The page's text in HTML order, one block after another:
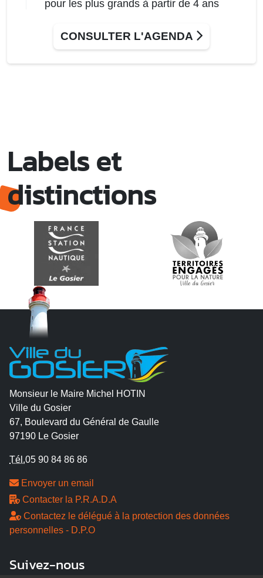
pour les plus grands à partir de 4 ans
CONSULTER L'AGENDA
Labels et
distinctions
Monsieur le Maire Michel HOTIN
Ville du Gosier
67, Boulevard du Général de Gaulle
97190 Le Gosier
Tél.05 90 84 86 86
Envoyer un email
Contacter la P.R.A.D.A
Contactez le délégué à la protection des données
personnelles - D.P.O
Suivez-nous